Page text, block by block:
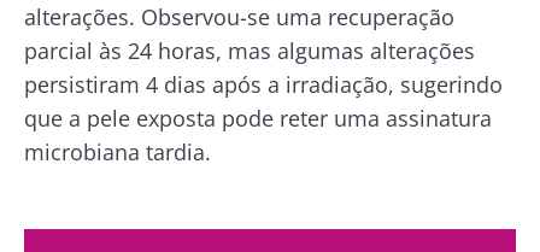
alterações. Observou-se uma recuperação
parcial às 24 horas, mas algumas alterações
persistiram 4 dias após a irradiação, sugerindo
que a pele exposta pode reter uma assinatura
microbiana tardia.